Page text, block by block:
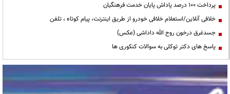
پرداخت ۱۰۰ درصد پاداش پایان خدمت فرهنگیان
خلافی آنلاین/استعلام خلافی خودرو از طریق اینترنت، پیام کوتاه ، تلفن
جسدغرق درخون روح الله داداشی (عکس)
پاسخ های دکتر توکلی به سوالات کنکوری ها